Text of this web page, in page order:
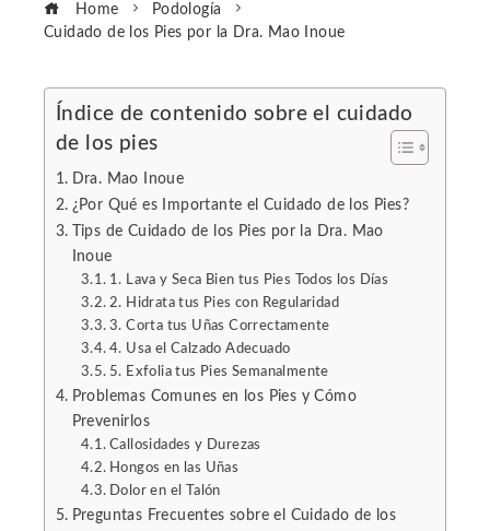
Home
Podología
Cuidado de los Pies por la Dra. Mao Inoue
Índice de contenido sobre el cuidado
de los pies
Dra. Mao Inoue
¿Por Qué es Importante el Cuidado de los Pies?
Tips de Cuidado de los Pies por la Dra. Mao
Inoue
1. Lava y Seca Bien tus Pies Todos los Días
2. Hidrata tus Pies con Regularidad
3. Corta tus Uñas Correctamente
4. Usa el Calzado Adecuado
5. Exfolia tus Pies Semanalmente
Problemas Comunes en los Pies y Cómo
Prevenirlos
Callosidades y Durezas
Hongos en las Uñas
Dolor en el Talón
Preguntas Frecuentes sobre el Cuidado de los